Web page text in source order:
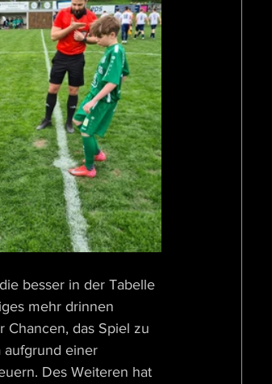
besser in der Tabelle
mehr drinnen
das Spiel zu
aufgrund einer
Des Weiteren hat